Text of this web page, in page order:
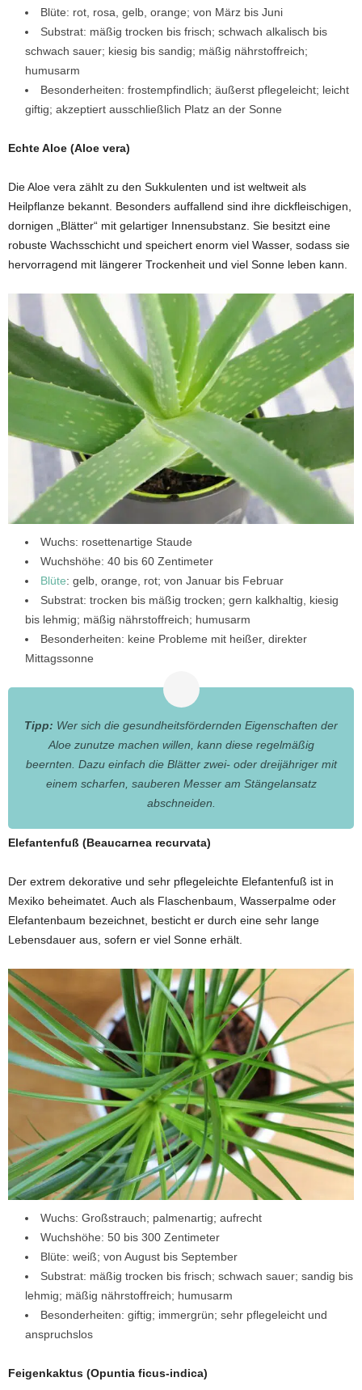
Blüte: rot, rosa, gelb, orange; von März bis Juni
Substrat: mäßig trocken bis frisch; schwach alkalisch bis
schwach sauer; kiesig bis sandig; mäßig nährstoffreich;
humusarm
Besonderheiten: frostempfindlich; äußerst pflegeleicht; leicht
giftig; akzeptiert ausschließlich Platz an der Sonne
Echte Aloe (Aloe vera)
Die Aloe vera zählt zu den Sukkulenten und ist weltweit als
Heilpflanze bekannt. Besonders auffallend sind ihre dickfleischigen,
dornigen „Blätter“ mit gelartiger Innensubstanz. Sie besitzt eine
robuste Wachsschicht und speichert enorm viel Wasser, sodass sie
hervorragend mit längerer Trockenheit und viel Sonne leben kann.
Wuchs: rosettenartige Staude
Wuchshöhe: 40 bis 60 Zentimeter
Blüte: gelb, orange, rot; von Januar bis Februar
Substrat: trocken bis mäßig trocken; gern kalkhaltig, kiesig
bis lehmig; mäßig nährstoffreich; humusarm
Besonderheiten: keine Probleme mit heißer, direkter
Mittagssonne
Tipp: Wer sich die gesundheitsfördernden Eigenschaften der
Aloe zunutze machen willen, kann diese regelmäßig
beernten. Dazu einfach die Blätter zwei- oder dreijähriger mit
einem scharfen, sauberen Messer am Stängelansatz
abschneiden.
Elefantenfuß (Beaucarnea recurvata)
Der extrem dekorative und sehr pflegeleichte Elefantenfuß ist in
Mexiko beheimatet. Auch als Flaschenbaum, Wasserpalme oder
Elefantenbaum bezeichnet, besticht er durch eine sehr lange
Lebensdauer aus, sofern er viel Sonne erhält.
Wuchs: Großstrauch; palmenartig; aufrecht
Wuchshöhe: 50 bis 300 Zentimeter
Blüte: weiß; von August bis September
Substrat: mäßig trocken bis frisch; schwach sauer; sandig bis
lehmig; mäßig nährstoffreich; humusarm
Besonderheiten: giftig; immergrün; sehr pflegeleicht und
anspruchslos
Feigenkaktus (Opuntia ficus-indica)